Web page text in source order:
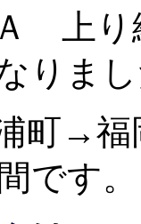
上り
りま
町→
です。